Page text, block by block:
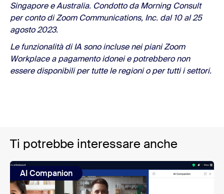
Singapore e Australia. Condotto da Morning Consult
per conto di Zoom Communications, Inc. dal 10 al 25
agosto 2023.
Le funzionalità di IA sono incluse nei piani Zoom
Workplace a pagamento idonei e potrebbero non
essere disponibili per tutte le regioni o per tutti i settori.
Ti potrebbe interessare anche
AI Companion